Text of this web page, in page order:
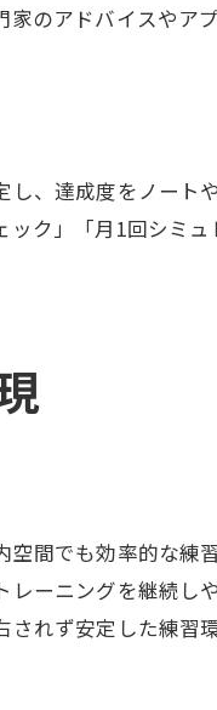
ッズ
ッズ
ム
集
び
用法
イント
のアドバイスやア
、達成度をノート
ク」「月1回シミ
間でも効率的な練
ーニングを継続し
れず安定した練習